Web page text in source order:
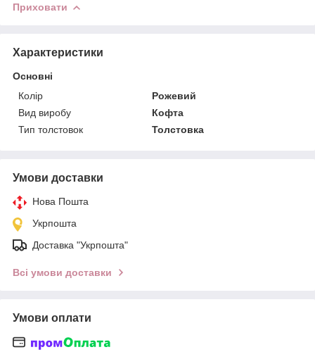
Приховати
Характеристики
Основні
Колір
Рожевий
Вид виробу
Кофта
Тип толстовок
Толстовка
Умови доставки
Нова Пошта
Укрпошта
Доставка "Укрпошта"
Всі умови доставки
Умови оплати